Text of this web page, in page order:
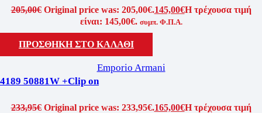
205,00€ Original price was: 205,00€.145,00€Η τρέχουσα τιμή
είναι: 145,00€. συμπ. Φ.Π.Α.
ΠΡΟΣΘΗΚΗ ΣΤΟ ΚΑΛΑΘΙ
Emporio Armani
4189 50881W +Clip on
233,95€ Original price was: 233,95€.165,00€Η τρέχουσα τιμή